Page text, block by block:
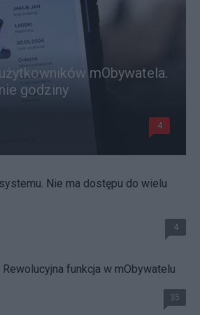
mObywatela.
godziny
4
Nie ma dostępu do wielu
4
funkcja w mObywatelu
35